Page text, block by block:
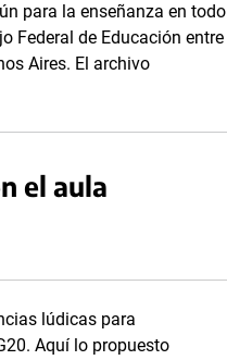
para la enseñanza en todo
Federal de Educación entre
Aires. El archivo
el aula
lúdicas para
Aquí lo propuesto